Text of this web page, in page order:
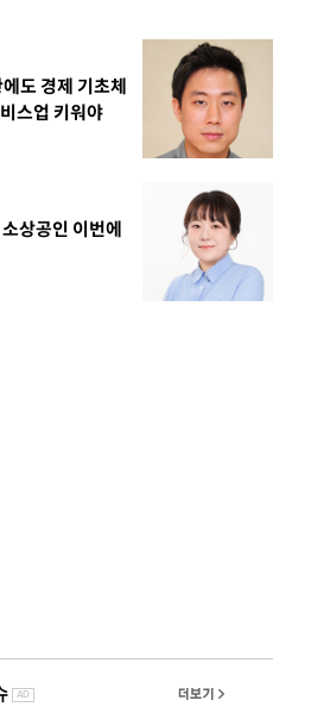
픈… 13일 정식 개장
오세훈 서울시
환경 점검
도 경제 기초체
스업 키워야
상공인 이번에